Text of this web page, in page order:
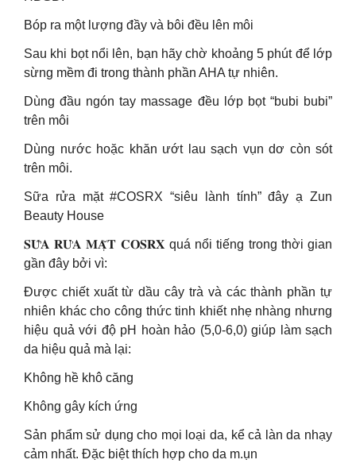
Bóp ra một lượng đầy và bôi đều lên môi
Sau khi bọt nổi lên, bạn hãy chờ khoảng 5 phút để lớp
sừng mềm đi trong thành phần AHA tự nhiên.
Dùng đầu ngón tay massage đều lớp bọt “bubi bubi”
trên môi
Dùng nước hoặc khăn ướt lau sạch vụn dơ còn sót
trên môi.
Sữa rửa mặt #COSRX “siêu lành tính” đây ạ Zun
Beauty House
𝐒𝐔̛̃𝐀 𝐑𝐔̛̉𝐀 𝐌𝐀̣̆𝐓 𝐂𝐎𝐒𝐑𝐗 quá nổi tiếng trong thời gian
gần đây bởi vì:
Được chiết xuất từ dầu cây trà và các thành phần tự
nhiên khác cho công thức tinh khiết nhẹ nhàng nhưng
hiệu quả với độ pH hoàn hảo (5,0-6,0) giúp làm sạch
da hiệu quả mà lại:
Không hề khô căng
Không gây kích ứng
Sản phẩm sử dụng cho mọi loại da, kể cả làn da nhạy
cảm nhất. Đặc biệt thích hợp cho da m.ụn